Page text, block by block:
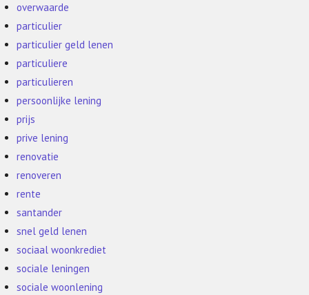
overwaarde
particulier
particulier geld lenen
particuliere
particulieren
persoonlijke lening
prijs
prive lening
renovatie
renoveren
rente
santander
snel geld lenen
sociaal woonkrediet
sociale leningen
sociale woonlening